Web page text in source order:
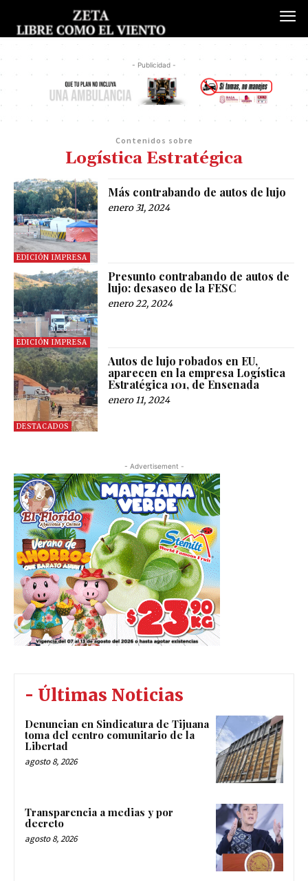
- Publicidad -
Contenidos sobre
Logística Estratégica
EDICIÓN IMPRESA
Más contrabando de autos de lujo
enero 31, 2024
EDICIÓN IMPRESA
Presunto contrabando de autos de
lujo: desaseo de la FESC
enero 22, 2024
DESTACADOS
Autos de lujo robados en EU,
aparecen en la empresa Logística
Estratégica 101, de Ensenada
enero 11, 2024
- Advertisement -
- Últimas Noticias
Denuncian en Sindicatura de Tijuana
toma del centro comunitario de la
Libertad
agosto 8, 2026
Transparencia a medias y por
decreto
agosto 8, 2026